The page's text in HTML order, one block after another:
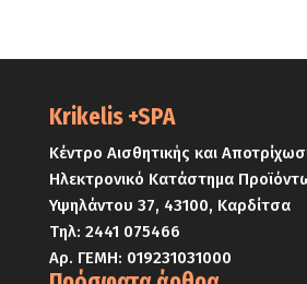
Krikelis +SPA
Κέντρο Αισθητικής και
Ηλεκτρονικό Κατάστημα
Υψηλάντου 37, 43100, Καρδίτσα
Τηλ: 2441 075466
Αρ. ΓΕΜΗ: 019231031000